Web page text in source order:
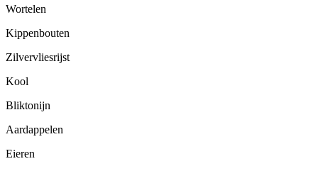
Wortelen
Kippenbouten
Zilvervliesrijst
Kool
Bliktonijn
Aardappelen
Eieren